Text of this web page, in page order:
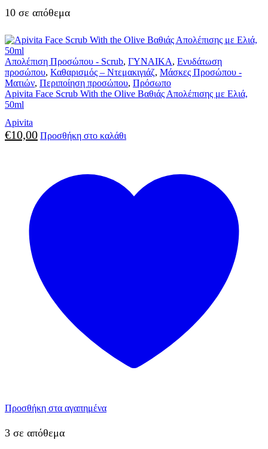
10 σε απόθεμα
Απολέπιση Προσώπου - Scrub, ΓΥΝΑΙΚΑ, Ενυδάτωση
προσώπου, Καθαρισμός – Ντεμακιγιάζ, Μάσκες Προσώπου -
Ματιών, Περιποίηση προσώπου, Πρόσωπο
Apivita Face Scrub With the Olive Βαθιάς Απολέπισης με Ελιά,
50ml
Apivita
€10,00 Προσθήκη στο καλάθι
Προσθήκη στα αγαπημένα
3 σε απόθεμα